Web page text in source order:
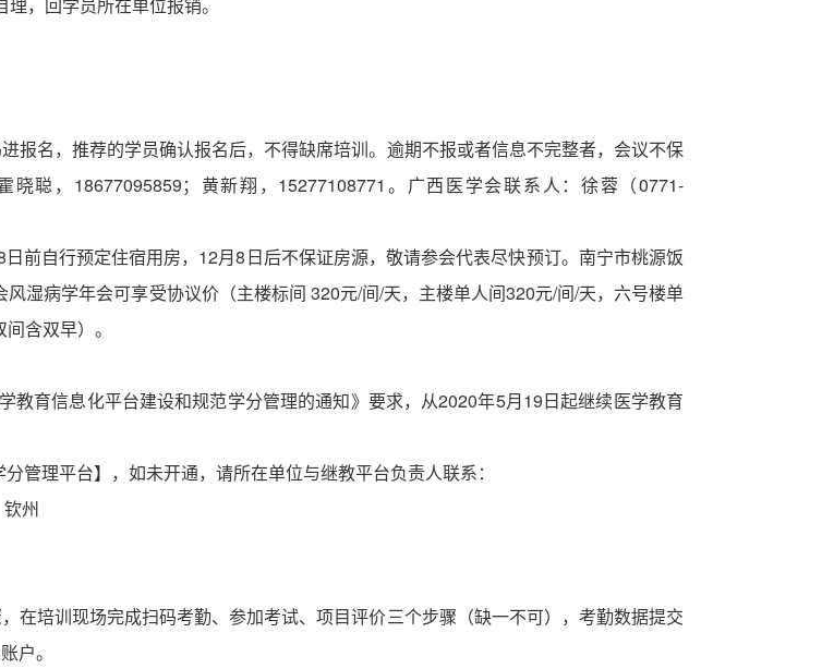
，回学员所在单位报销。
报名，推荐的学员确认报名后，不得缺席培训。逾期不报或者信息不完整者，会议不保
晓聪， 18677095859；黄新翔，15277108771。广西医学会联系人：徐蓉（0771-
日前自行预定住宿用房， 12月8日后不保证房源，敬请参会代表尽快预订。南宁市桃源饭
湿病学年会可享受协议价（主楼标间 320元/间/天，主楼单人间320元/间/天，六号楼单
含双早）。
教育信息化平台建设和规范学分管理的通知》要求，从2020年5月19日起继续医学教育
管理平台】，如未开通，请所在单位与继教平台负责人联系：
州
在培训现场完成扫码考勤、参加考试、项目评价三个步骤（缺一不可），考勤数据提交
户。